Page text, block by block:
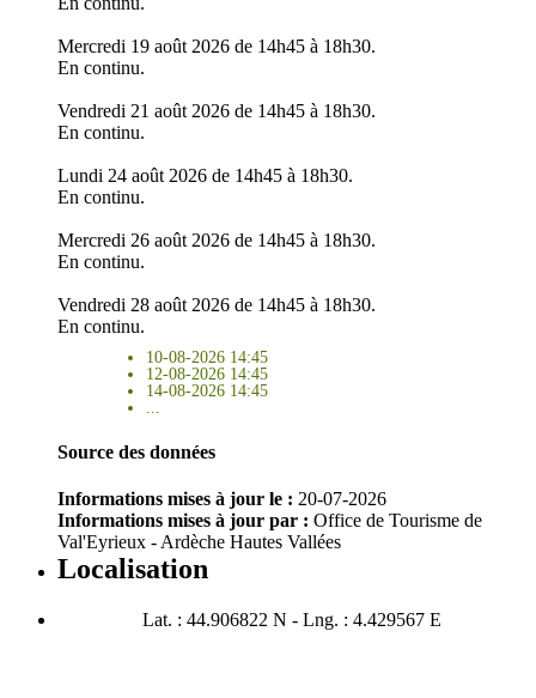
Mercredi 19 août 2026 de 14h45 à 18h30.
En continu.
Vendredi 21 août 2026 de 14h45 à 18h30.
En continu.
Lundi 24 août 2026 de 14h45 à 18h30.
En continu.
Mercredi 26 août 2026 de 14h45 à 18h30.
En continu.
Vendredi 28 août 2026 de 14h45 à 18h30.
En continu.
10-08-2026 14:45
12-08-2026 14:45
14-08-2026 14:45
Source des données
Informations mises à jour le : 20-07-2026
Informations mises à jour par : Office de Tourisme de
Val'Eyrieux - Ardèche Hautes Vallées
Localisation
Lat. : 44.906822 N - Lng. : 4.429567 E